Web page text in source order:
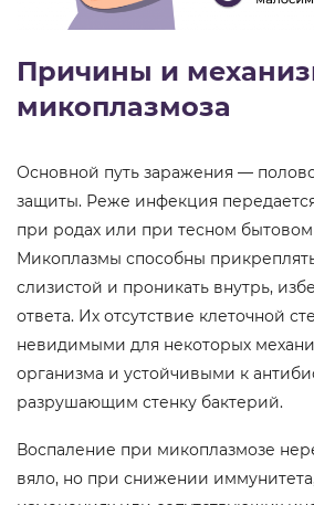
Причины и
микоплазмоза
Основной путь заражения —
защиты. Реже инфекция
при родах или при тесном бытовом
Микоплазмы способны
слизистой и проникать внутрь,
ответа. Их отсутствие клеточной
невидимыми для некоторых
организма и устойчивыми к
разрушающим стенку бактерий.
Воспаление при микоплазмозе
вяло, но при снижении